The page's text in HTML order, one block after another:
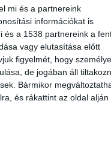
mi és a partnereink
információkat is
és a 1538 partnereink a
vagy elutasítása előtt
figyelmét, hogy
de jogában áll
Bármikor
és rákattint az oldal alján
és ennek